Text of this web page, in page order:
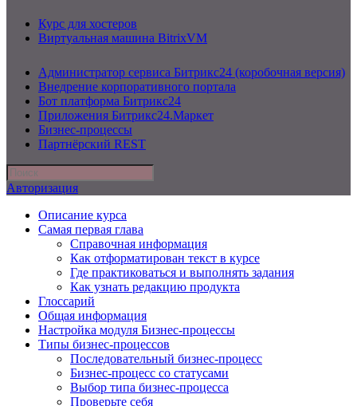
Курс для хостеров
Виртуальная машина BitrixVM
Администратор сервиса Битрикс24 (коробочная версия)
Внедрение корпоративного портала
Бот платформа Битрикс24
Приложения Битрикс24.Маркет
Бизнес-процессы
Партнёрский REST
Авторизация
Описание курса
Самая первая глава
Справочная информация
Как отформатирован текст в курсе
Где практиковаться и выполнять задания
Как узнать редакцию продукта
Глоссарий
Общая информация
Настройка модуля Бизнес-процессы
Типы бизнес-процессов
Последовательный бизнес-процесс
Бизнес-процесс со статусами
Выбор типа бизнес-процесса
Проверьте себя